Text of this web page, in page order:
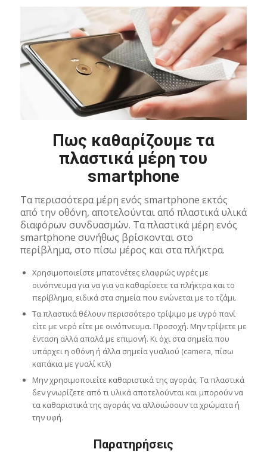
Πως καθαρίζουμε τα
πλαστικά μέρη του
smartphone
Τα περισσότερα μέρη ενός smartphone εκτός
από την οθόνη, αποτελούνται από πλαστικά υλικά
διαφόρων συνδυασμών. Τα πλαστικά μέρη ενός
smartphone συνήθως βρίσκονται στο
περίβλημα, στο πίσω μέρος και στα πλήκτρα.
Χρησιμοποιείστε μπατονέτες ελαφρώς υγρές με
οινόπνευμα για να για να καθαρίσετε τα πλήκτρα και το
περίβλημα, ειδικά στα σημεία που ενώνεται με το τζάμι.
Τα πλαστικά θέλουν περισσότερο τρίψιμο με υγρό πανί
είτε με νερό είτε με οινόπνευμα. Προσοχή. Μην τρίψετε με
ένταση αλλά απαλά με επιμονή. Κι όχι στα σημεία που
υπάρχει η οθόνη ή άλλα σημεία γυαλιού (camera, πίσω
καπάκια με γυαλί κτλ)
Μην χρησιμοποιείτε καθαριστικά της αγοράς. Τα πλαστικά
δεν γνωρίζετε από τι υλικά αποτελούνται και μπορούν να
τα καθαριστικά της αγοράς να αλλοιώσουν τα χρώματα ή
την υφή.
Παρατηρήσεις